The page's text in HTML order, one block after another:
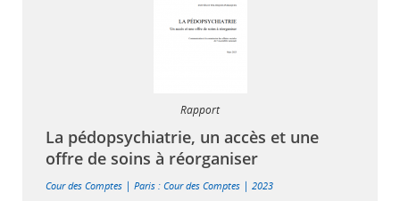
Rapport
La pédopsychiatrie, un accès et une
offre de soins à réorganiser
Cour des Comptes | Paris : Cour des Comptes | 2023